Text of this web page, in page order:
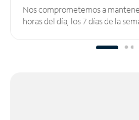
Nos comprometemos a
horas del día, los 7 días de la